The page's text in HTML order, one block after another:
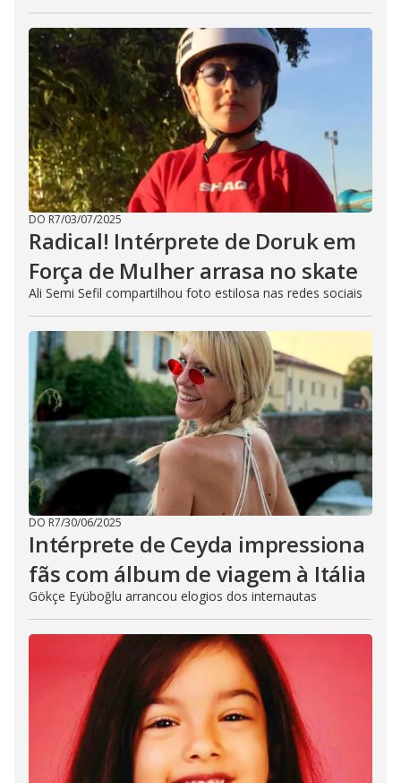
DO R7/03/07/2025
Radical! Intérprete de Doruk em
Força de Mulher arrasa no skate
Ali Semi Sefil compartilhou foto estilosa nas redes sociais
DO R7/30/06/2025
Intérprete de Ceyda impressiona
fãs com álbum de viagem à Itália
Gökçe Eyüboğlu arrancou elogios dos internautas